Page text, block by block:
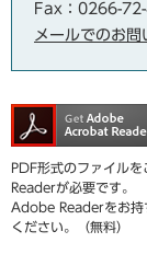
Fax：0266-
メールでのお問
PDF形式のファイル
Readerが必要です。
Adobe Readerをお持
ください。（無料）